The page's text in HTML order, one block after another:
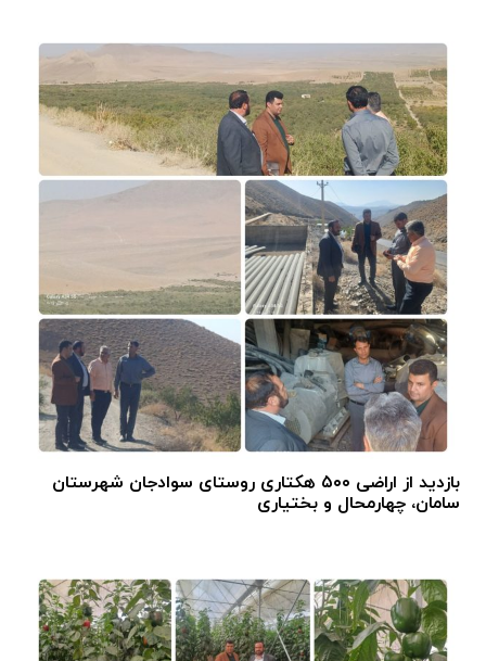
بازدید از اراضی ۵۰۰ هکتاری روستای سوادجان شهرستان
سامان، چهارمحال و بختیاری